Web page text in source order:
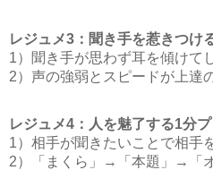
レジュメ3：聞き手を惹きつけ
1）聞き手が思わず耳を傾けて
2）声の強弱とスピードが上達
レジュメ4：人を魅了する1分
1）相手が聞きたいことで相手
2）「まくら」→「本題」→「